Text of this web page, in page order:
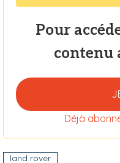
Pour
contenu
Déjà
land rover